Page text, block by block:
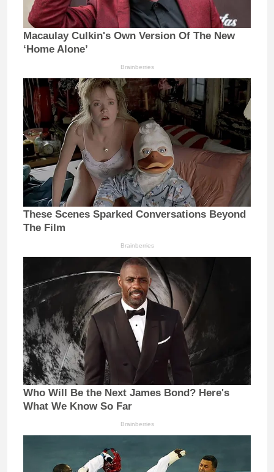
Macaulay Culkin's Own Version Of The New
‘Home Alone’
Brainberries
These Scenes Sparked Conversations Beyond
The Film
Brainberries
Who Will Be the Next James Bond? Here's
What We Know So Far
Brainberries